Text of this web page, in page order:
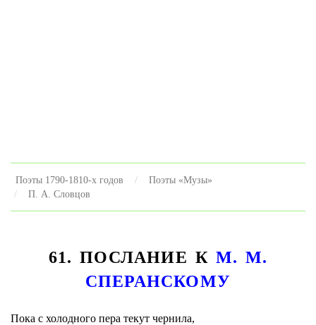
Поэты 1790-1810-х годов
Поэты «Музы»
П. А. Словцов
61. ПОСЛАНИЕ К M. M.
СПЕРАНСКОМУ
Пока с холодного пера текут чернила,